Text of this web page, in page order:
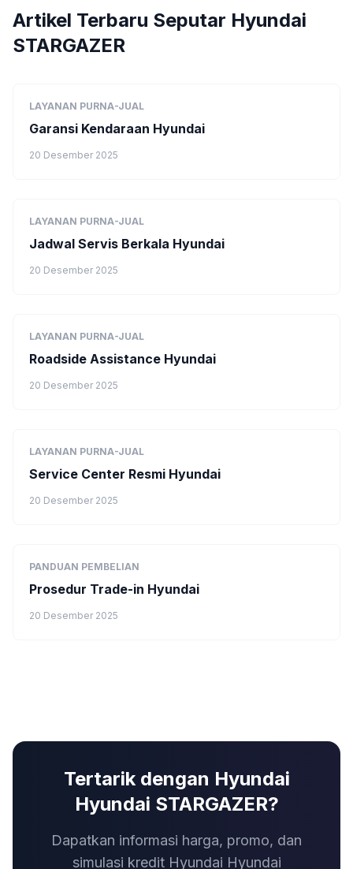
Artikel Terbaru Seputar Hyundai
STARGAZER
LAYANAN PURNA-JUAL
Garansi Kendaraan Hyundai
20 Desember 2025
LAYANAN PURNA-JUAL
Jadwal Servis Berkala Hyundai
20 Desember 2025
LAYANAN PURNA-JUAL
Roadside Assistance Hyundai
20 Desember 2025
LAYANAN PURNA-JUAL
Service Center Resmi Hyundai
20 Desember 2025
PANDUAN PEMBELIAN
Prosedur Trade-in Hyundai
20 Desember 2025
Tertarik dengan Hyundai
Hyundai STARGAZER?
Dapatkan informasi harga, promo, dan
simulasi kredit Hyundai Hyundai